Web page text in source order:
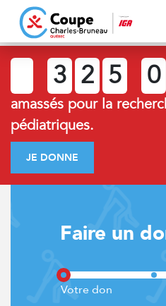
3 2 5 0
amassés pour la
pédiatriques.
JE DONNE
Faire un